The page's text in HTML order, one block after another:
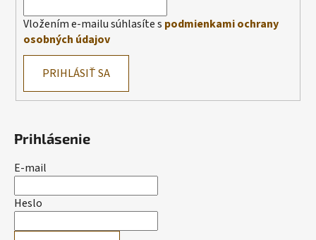
Vložením e-mailu súhlasíte s podmienkami ochrany
osobných údajov
PRIHLÁSIŤ SA
Prihlásenie
E-mail
Heslo